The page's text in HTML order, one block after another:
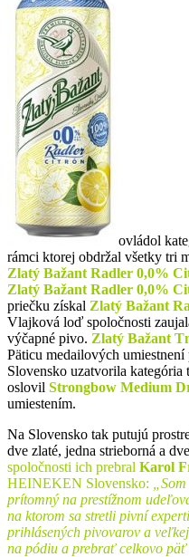
ovládol
rámci ktorej obdržal všetky tri
Zlatý Bažant Radler 0,0%
Zlatý Bažant Radler 0,0%
priečku získal Zlatý Bažant
Vlajková loď spoločnosti
výčapné pivo. Zlatý Bažant
Päticu medailových
Slovensko uzatvorila
oslovil Strongbow Medium
umiestením.
Na Slovensko tak putujú
dve zlaté, jedna strieborná a
spoločnosti ich prebral Karol
HEINEKEN Slovensko:
prítomný na prestížnom
na ktorom sa stretli pivní
prihlásených pivovarov a
na pódiu a prebrať celkovo